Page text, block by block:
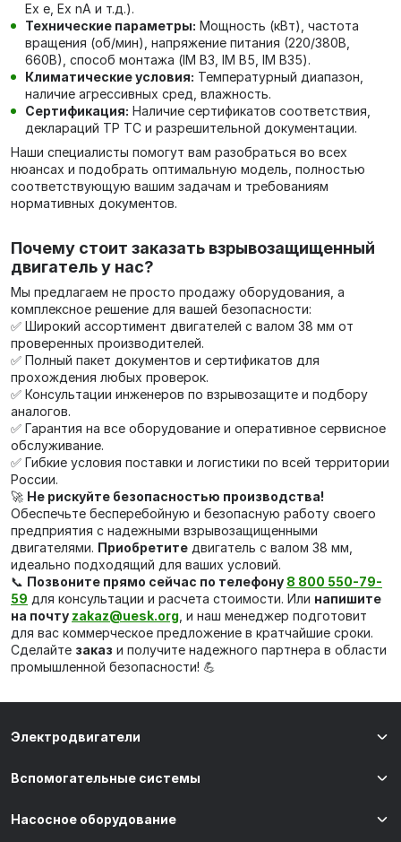
Ex e, Ex nA и т.д.).
Технические параметры: Мощность (кВт), частота
вращения (об/мин), напряжение питания (220/380В,
660В), способ монтажа (IM B3, IM B5, IM B35).
Климатические условия: Температурный диапазон,
наличие агрессивных сред, влажность.
Сертификация: Наличие сертификатов соответствия,
деклараций ТР ТС и разрешительной документации.
Наши специалисты помогут вам разобраться во всех
нюансах и подобрать оптимальную модель, полностью
соответствующую вашим задачам и требованиям
нормативных документов.
Почему стоит заказать взрывозащищенный
двигатель у нас?
Мы предлагаем не просто продажу оборудования, а
комплексное решение для вашей безопасности:
✅ Широкий ассортимент двигателей с валом 38 мм от
проверенных производителей.
✅ Полный пакет документов и сертификатов для
прохождения любых проверок.
✅ Консультации инженеров по взрывозащите и подбору
аналогов.
✅ Гарантия на все оборудование и оперативное сервисное
обслуживание.
✅ Гибкие условия поставки и логистики по всей территории
России.
🚀 Не рискуйте безопасностью производства!
Обеспечьте бесперебойную и безопасную работу своего
предприятия с надежными взрывозащищенными
двигателями. Приобретите двигатель с валом 38 мм,
идеально подходящий для ваших условий.
📞 Позвоните прямо сейчас по телефону 8 800 550-79-
59 для консультации и расчета стоимости. Или напишите
на почту zakaz@uesk.org , и наш менеджер подготовит
для вас коммерческое предложение в кратчайшие сроки.
Сделайте заказ и получите надежного партнера в области
промышленной безопасности! 💪
Электродвигатели
Вспомогательные системы
Насосное оборудование